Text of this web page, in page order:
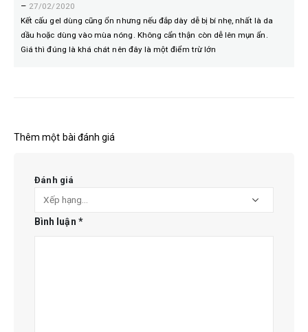
– 27/02/2020
Kết cấu gel dùng cũng ổn nhưng nếu đắp dày dễ bị bí nhẹ, nhất là da
dầu hoặc dùng vào mùa nóng. Không cẩn thận còn dễ lên mụn ẩn.
Giá thì đúng là khá chát nên đây là một điểm trừ lớn
Thêm một bài đánh giá
Đánh giá
Bình luận *